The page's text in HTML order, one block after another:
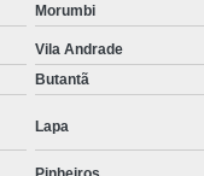
Campina Grande
em São Paulo
Tratamento
Morumbi
Vila Andrade
Butantã
Lapa